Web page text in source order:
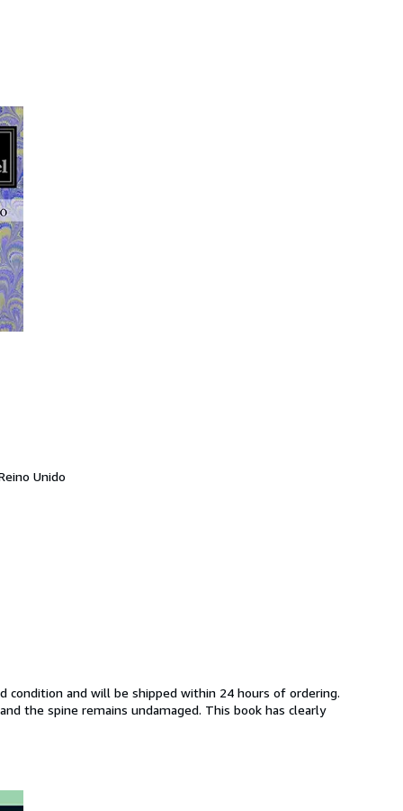
Unido
condition and will be shipped within 24 hours of ordering.
the spine remains undamaged. This book has clearly